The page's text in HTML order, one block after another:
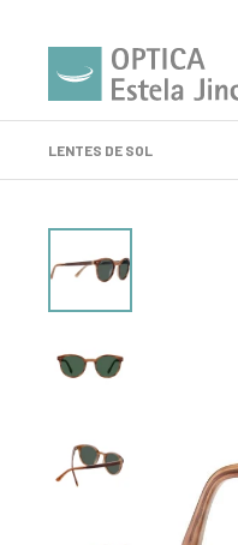
LENTES DE SOL